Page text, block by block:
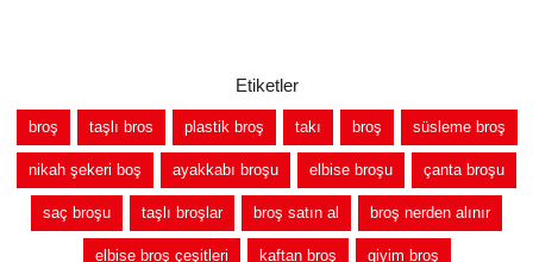
Etiketler
broş taşlı bros plastik broş takı broş süsleme broş
nikah şekeri boş ayakkabı broşu elbise broşu çanta broşu
saç broşu taşlı broşlar broş satın al broş nerden alınır
elbise broş çeşitleri kaftan broş giyim broş